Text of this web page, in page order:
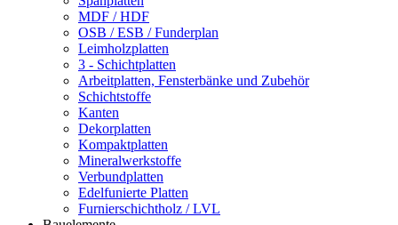
MDF / HDF
OSB / ESB / Funderplan
Leimholzplatten
3 - Schichtplatten
Arbeitplatten, Fensterbänke und Zubehör
Schichtstoffe
Kanten
Dekorplatten
Kompaktplatten
Mineralwerkstoffe
Verbundplatten
Edelfunierte Platten
Furnierschichtholz / LVL